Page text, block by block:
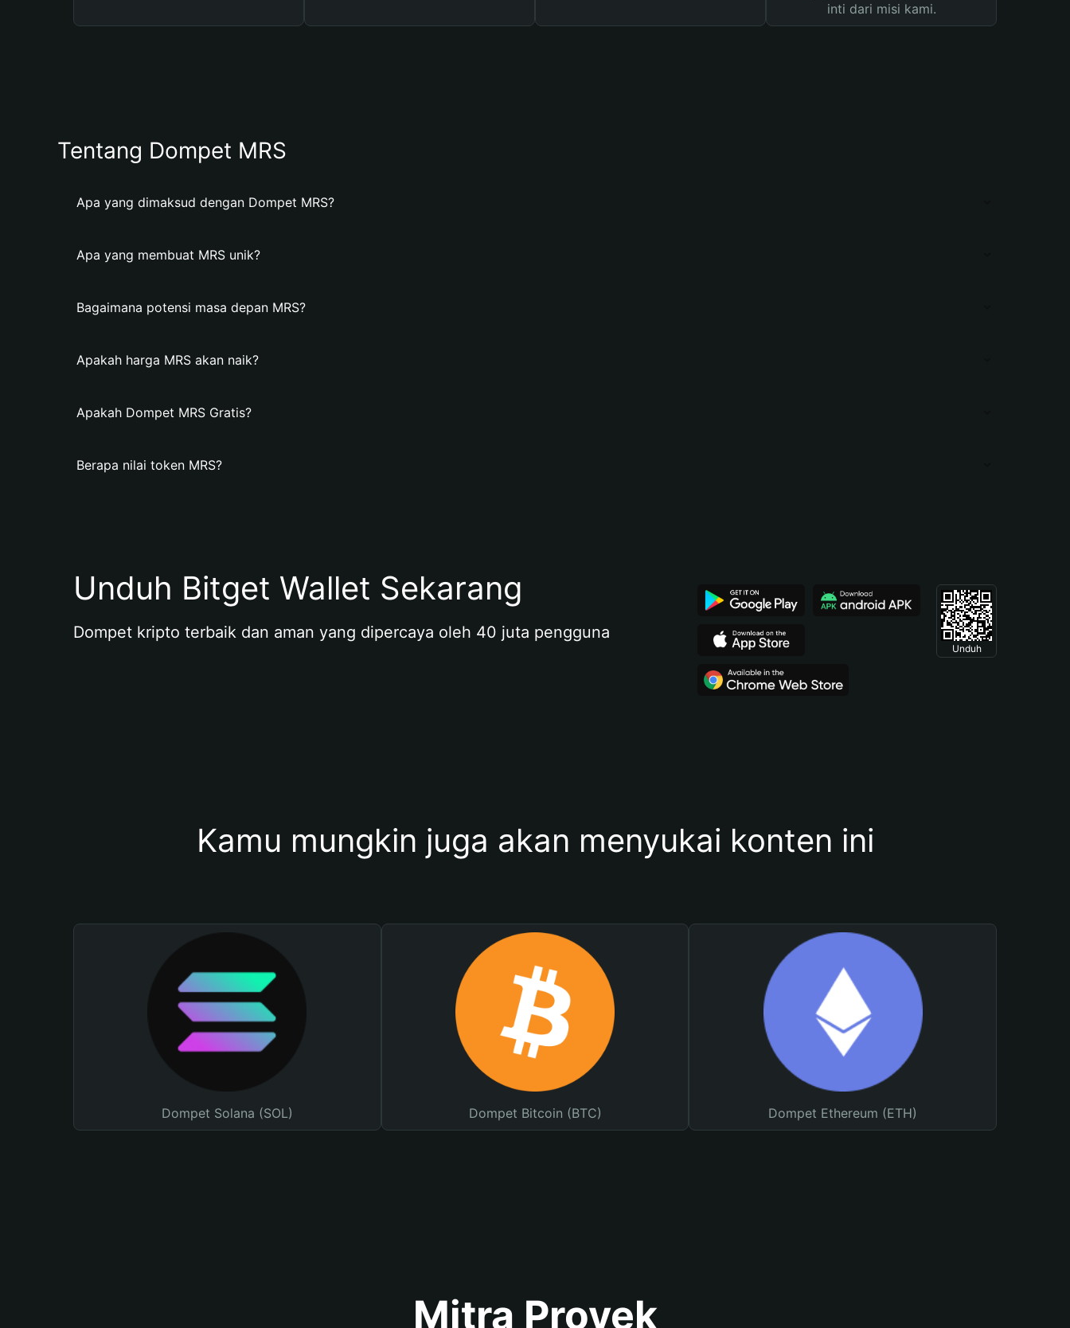
inti dari misi kami.
Tentang Dompet MRS
Apa yang dimaksud dengan Dompet MRS?
Apa yang membuat MRS unik?
Bagaimana potensi masa depan MRS?
Apakah harga MRS akan naik?
Apakah Dompet MRS Gratis?
Berapa nilai token MRS?
Unduh Bitget Wallet Sekarang
Dompet kripto terbaik dan aman yang dipercaya oleh 40 juta pengguna
Unduh
Kamu mungkin juga akan menyukai konten ini
Dompet Solana (SOL) Dompet Bitcoin (BTC) Dompet Ethereum (ETH)
Mitra Proyek